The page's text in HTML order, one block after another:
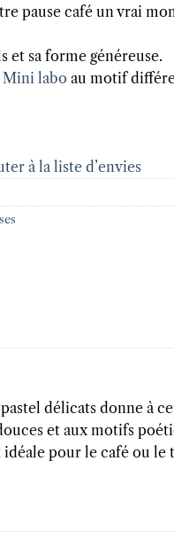
pause café un vrai
et sa forme généreuse.
Mini labo au motif
à la liste d’envies
délicats donne à
et aux motifs
pour le café ou le